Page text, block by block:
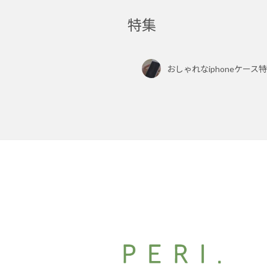
特集
おしゃれなiphoneケース